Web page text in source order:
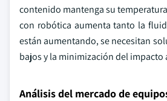
contenido mantenga su
con robótica aumenta tanto la
están aumentando, se necesitan
bajos y la minimización del impacto
Análisis del mercado de